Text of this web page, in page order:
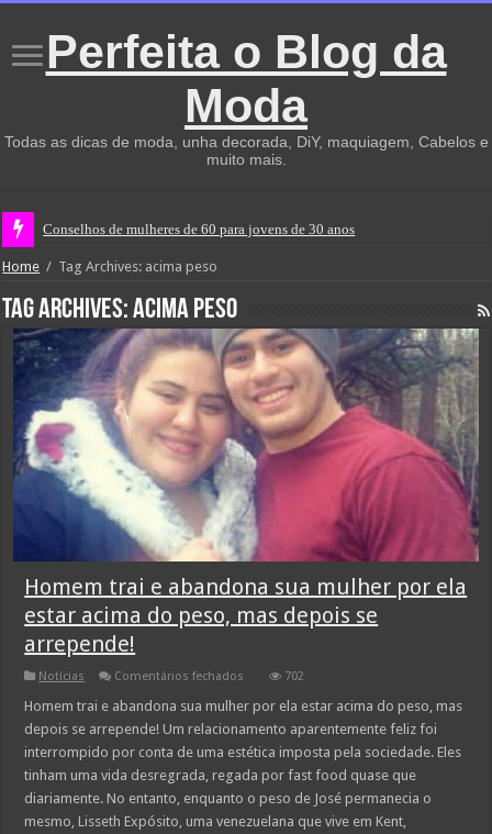
Perfeita o Blog da
Moda
Todas as dicas de moda, unha decorada, DiY, maquiagem, Cabelos e
muito mais.
Conselhos de mulheres de 60 para jovens de 30 anos
Home / Tag Archives: acima peso
Tag Archives:acima peso
Homem trai e abandona sua mulher por ela
estar acima do peso, mas depois se
arrepende!
Notícias Comentários fechados
trai
abandona
sua
mulher
por
estar
acima
702
Homem trai e abandona sua mulher por ela estar acima do peso, mas
depois se arrepende! Um relacionamento aparentemente feliz foi
interrompido por conta de uma estética imposta pela sociedade. Eles
tinham uma vida desregrada, regada por fast food quase que
diariamente. No entanto, enquanto o peso de José permanecia o
mesmo, Lisseth Expósito, uma venezuelana que vive em Kent,